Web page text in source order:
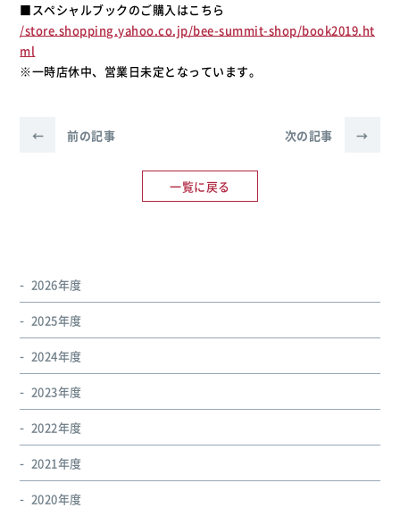
■スペシャルブックのご購入はこちら
/store.shopping.yahoo.co.jp/bee-summit-shop/book2019.ht
ml
※一時店休中、営業日未定となっています。
← 前の記事
一覧に戻る
次の記事 →
2026年度
2025年度
2024年度
2023年度
2022年度
2021年度
2020年度